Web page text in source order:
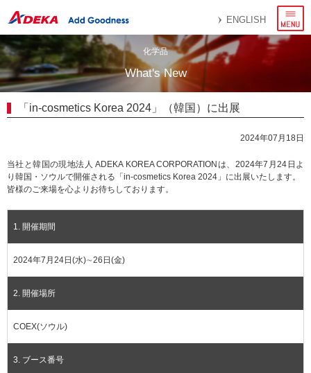
ENGLISH
ニ
ュ
化学品
What's New
「in-cosmetics Korea 2024」（韓国）に出展
2024年07月18日
当社と韓国の現地法人 ADEKA KOREA CORPORATIONは、2024年7月24日よ
り韓国・ソウルで開催される「in-cosmetics Korea 2024」に出展いたします。
皆様のご来場を心よりお待ちしております。
1. 開催期間
2024年7月24日(水)∼26日(金)
2. 開催場所
COEX(ソウル)
3. ブース番号